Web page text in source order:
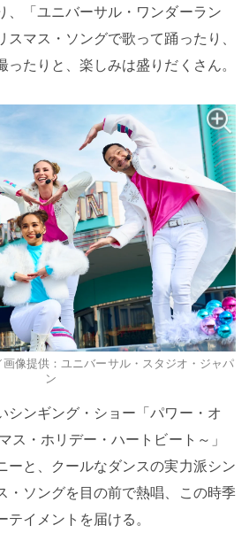
、「ユニバーサル・ワンダーラン
スマス・ソングで歌って踊ったり、
たりと、楽しみは盛りだくさん。
像提供：ユニバーサル・スタジオ・ジャパ
ン
シンギング・ショー「パワー・オ
ス・ホリデー・ハートビート～」
ーと、クールなダンスの実力派シン
・ソングを目の前で熱唱、この時季
イメントを届ける。